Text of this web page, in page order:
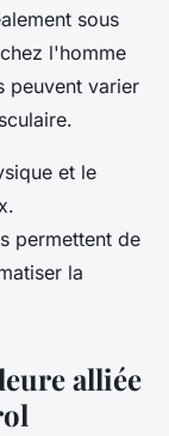
sous
l'homme
peuvent varier
et le
permettent de
la
alliée